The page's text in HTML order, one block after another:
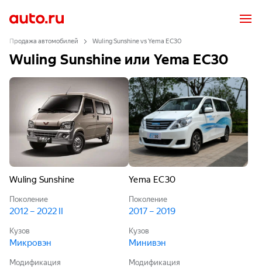
Продажа автомобилей Wuling Sunshine vs Yema EC30
Wuling Sunshine или Yema EC30
Wuling Sunshine Yema EC30
Поколение
2012 – 2022 II
Поколение
2017 – 2019
Кузов
Микровэн
Кузов
Минивэн
Модификация Модификация